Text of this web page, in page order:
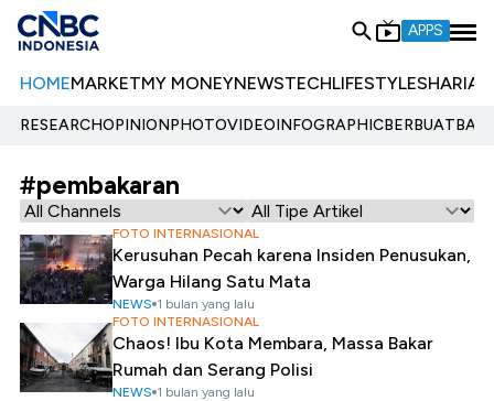
APPS
HOMEMARKETMY MONEYNEWSTECHLIFESTYLESHARIA
RESEARCHOPINIONPHOTOVIDEOINFOGRAPHIC
#pembakaran
FOTO INTERNASIONAL
Kerusuhan Pecah karena Insiden Penusukan,
Warga Hilang Satu Mata
NEWS 1 bulan yang lalu
FOTO INTERNASIONAL
Chaos! Ibu Kota Membara, Massa Bakar
Rumah dan Serang Polisi
NEWS 1 bulan yang lalu